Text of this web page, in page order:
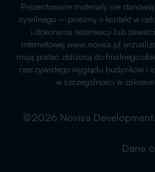
Prezentowane materiały nie
cywilnego – prosimy o kontakt w
i dokonania rezerwacji lub
internetowej www.novisa.pl
mają postać zbliżoną do finalnego
rzeczywistego wyglądu budynków i
w szczególności w
©2026 Novisa
Dane